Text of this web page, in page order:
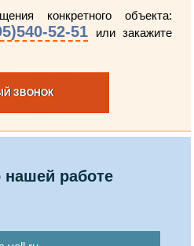
конкретного объекта:
52-51 или закажите
ЗВОНОК
работе